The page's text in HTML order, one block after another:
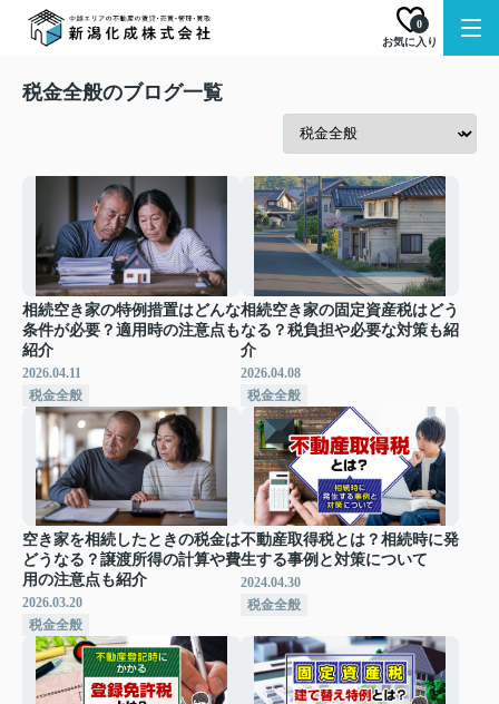
お気に入り
0
税金全般のブログ一覧
相続空き家の特例措置はどんな
条件が必要？適用時の注意点も
紹介
2026.04.11
税金全般
相続空き家の固定資産税はどう
なる？税負担や必要な対策も紹
介
2026.04.08
税金全般
空き家を相続したときの税金は
どうなる？譲渡所得の計算や費
用の注意点も紹介
2026.03.20
税金全般
不動産取得税とは？相続時に発
生する事例と対策について
2024.04.30
税金全般